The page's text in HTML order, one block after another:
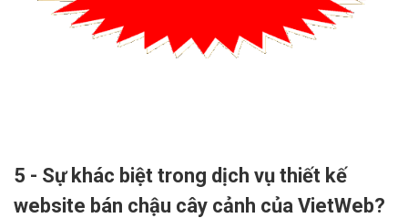
5 - Sự khác biệt trong dịch vụ thiết kế
website bán chậu cây cảnh của VietWeb?